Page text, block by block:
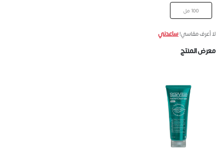
100 مل
لا أعرف مقاسي!ساعدني
معرض المنتج